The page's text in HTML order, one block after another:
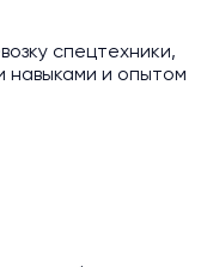
спецтехники,
и опытом